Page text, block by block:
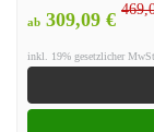
ab 309,09 €
inkl. 19% gesetzlicher MwSt.